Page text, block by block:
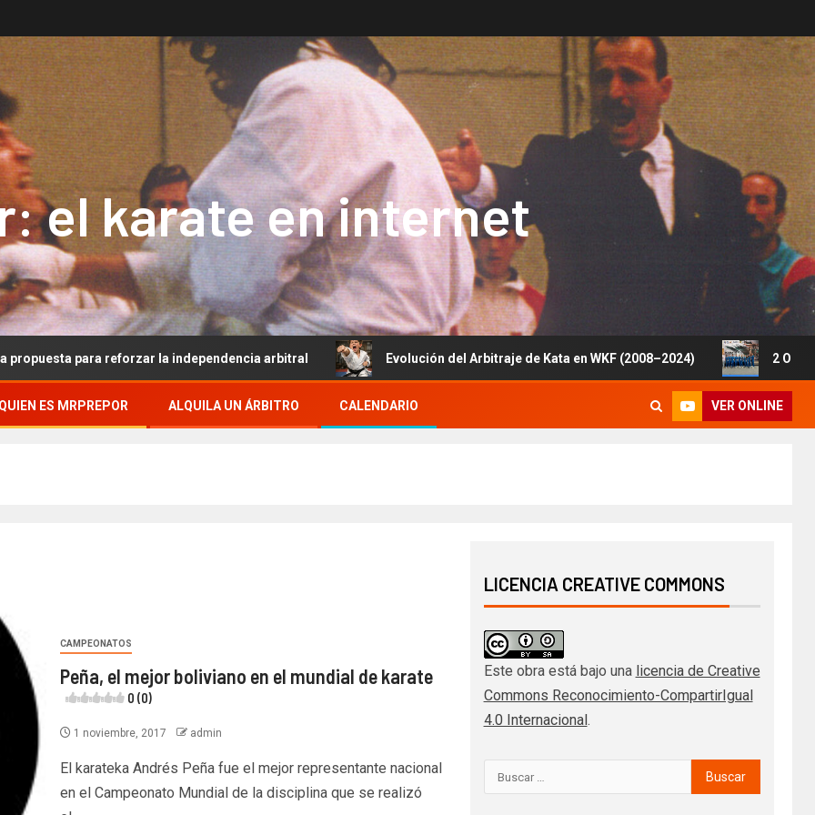
el karate en internet
para reforzar la independencia arbitral Evolución del Arbitraje de Kata en WKF (2008–2024) 2 Oros, 1 Plata
QUIEN ES MRPREPOR ALQUILA UN ÁRBITRO CALENDARIO VER ONLINE
CAMPEONATOS
Peña, el mejor boliviano en el mundial de karate
0 (0)
1 noviembre, 2017 admin
El karateka Andrés Peña fue el mejor representante nacional
en el Campeonato Mundial de la disciplina que se realizó
LICENCIA CREATIVE COMMONS
Este obra está bajo una licencia de Creative
Commons Reconocimiento-CompartirIgual
4.0 Internacional.